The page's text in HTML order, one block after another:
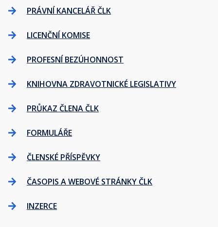
PRÁVNÍ KANCELÁŘ ČLK
LICENČNÍ KOMISE
PROFESNÍ BEZÚHONNOST
KNIHOVNA ZDRAVOTNICKÉ LEGISLATIVY
PRŮKAZ ČLENA ČLK
FORMULÁŘE
ČLENSKÉ PŘÍSPĚVKY
ČASOPIS A WEBOVÉ STRÁNKY ČLK
INZERCE